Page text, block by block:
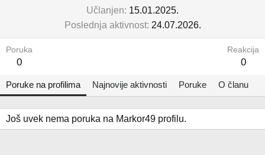
Učlanjen 15.01.2025.
Poslednja aktivnost 24.07.2026.
Poruka
0
Reakcija
0
Poruke na profilima Najnovije aktivnosti Poruke O članu
Još uvek nema poruka na Markor49 profilu.